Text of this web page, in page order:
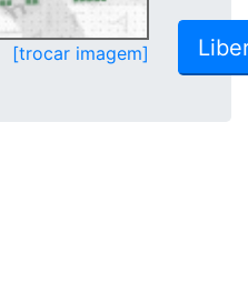
[trocar imagem]